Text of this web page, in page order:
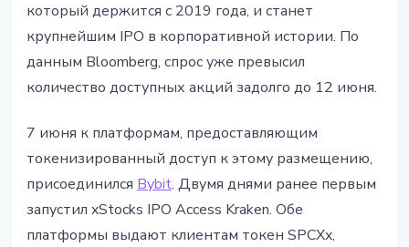
7 июня 2026 г.5 мин чтения
Наталия Дорофеева
который держится с 2019 года, и станет
крупнейшим IPO в корпоративной истории. По
данным Bloomberg, спрос уже превысил
количество доступных акций задолго до 12 июня.
7 июня к платформам, предоставляющим
токенизированный доступ к этому размещению,
присоединился Bybit. Двумя днями ранее первым
запустил xStocks IPO Access Kraken. Обе
платформы выдают клиентам токен SPCXx,